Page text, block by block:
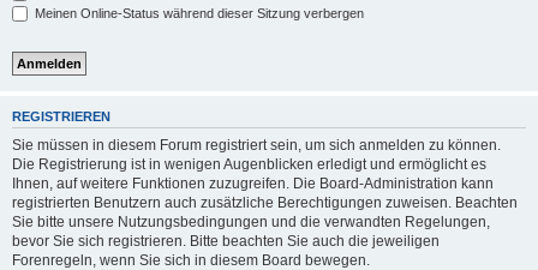
Meinen Online-Status während dieser Sitzung verbergen
REGISTRIEREN
Sie müssen in diesem Forum registriert sein, um sich anmelden zu können.
Die Registrierung ist in wenigen Augenblicken erledigt und ermöglicht es
Ihnen, auf weitere Funktionen zuzugreifen. Die Board-Administration kann
registrierten Benutzern auch zusätzliche Berechtigungen zuweisen. Beachten
Sie bitte unsere Nutzungsbedingungen und die verwandten Regelungen,
bevor Sie sich registrieren. Bitte beachten Sie auch die jeweiligen
Forenregeln, wenn Sie sich in diesem Board bewegen.